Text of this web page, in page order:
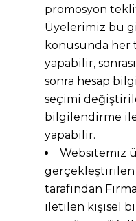
promosyon
Üyelerimiz bu
konusunda
yapabilir,
sonra hesap
seçimi
bilgilendirme
yapabilir.
Websitemiz
gerçekleştirilen
tarafından
iletilen kişisel